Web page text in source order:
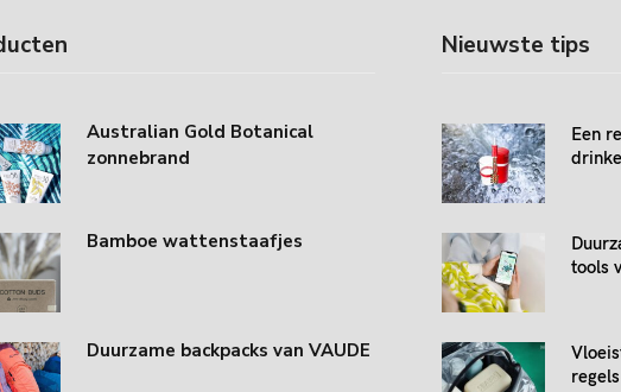
Australian Gold Botanical
zonnebrand
Bamboe wattenstaafjes
Duurzame backpacks van VAUDE
Nieuwste tips
Een
tools